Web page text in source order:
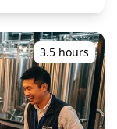
pikiran dengan
tempat di
・Tur
yang lebih
dan makanan
warung
3.5 hours